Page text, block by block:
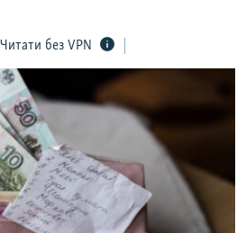
Читати без VPN